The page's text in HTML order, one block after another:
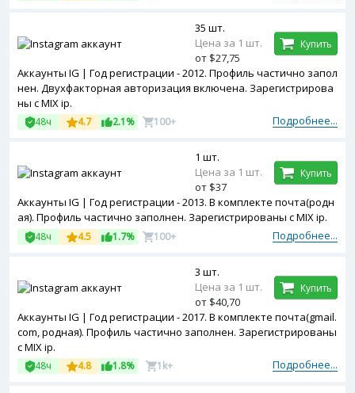
Аккаунты IG | Год регистрации - 2012. Профиль частично запол
нен. Двухфакторная авторизация включена. Зарегистрирова
ны с MIX ip.
Подробнее...
48ч 4.7 2.1% 100+
35 шт.
Цена за 1 шт.
от $27,75
Купить
Аккаунты IG | Год регистрации - 2013. В комплекте почта(родн
ая). Профиль частично заполнен. Зарегистрированы с MIX ip.
Подробнее...
48ч 4.5 1.7% 100+
1 шт.
Цена за 1 шт.
от $37
Купить
Аккаунты IG | Год регистрации - 2017. В комплекте почта(gmail.
com, родная). Профиль частично заполнен. Зарегистрированы
с MIX ip.
Подробнее...
48ч 4.8 1.8% 1k+
3 шт.
Цена за 1 шт.
от $40,70
Купить